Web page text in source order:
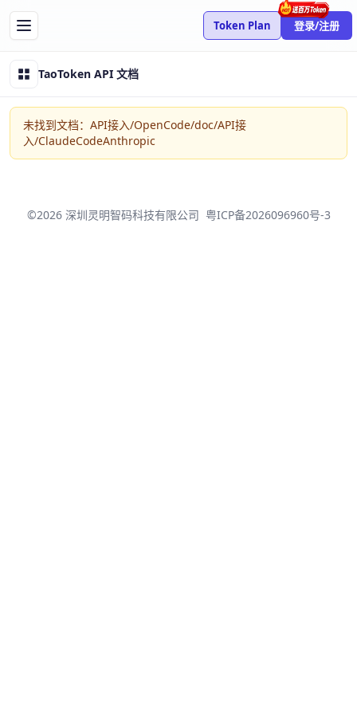
Token Plan 登录/注册
TaoToken API 文档
未找到文档：API接入/OpenCode/doc/API接
入/ClaudeCodeAnthropic
©2026 深圳灵明智码科技有限公司 粤ICP备2026096960号-3